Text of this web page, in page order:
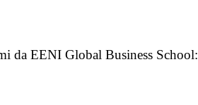
da EENI Global Business School: